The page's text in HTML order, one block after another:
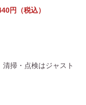
円（税込）
掃・点検はジャスト